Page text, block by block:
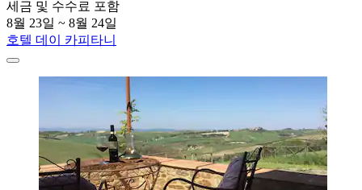
세금 및 수수료 포함
8월 23일 ~ 8월 24일
호텔 데이 카피타니